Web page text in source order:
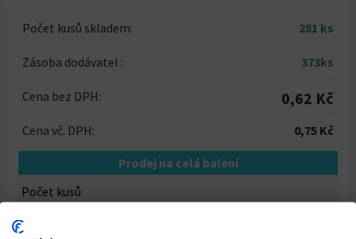
Počet kusů skladem: 281 ks
Zásoba dodávatel : 373ks
Cena bez DPH: 0,62 Kč
Cena vč. DPH: 0,75 Kč
Prodej na celá balení
Počet kusů